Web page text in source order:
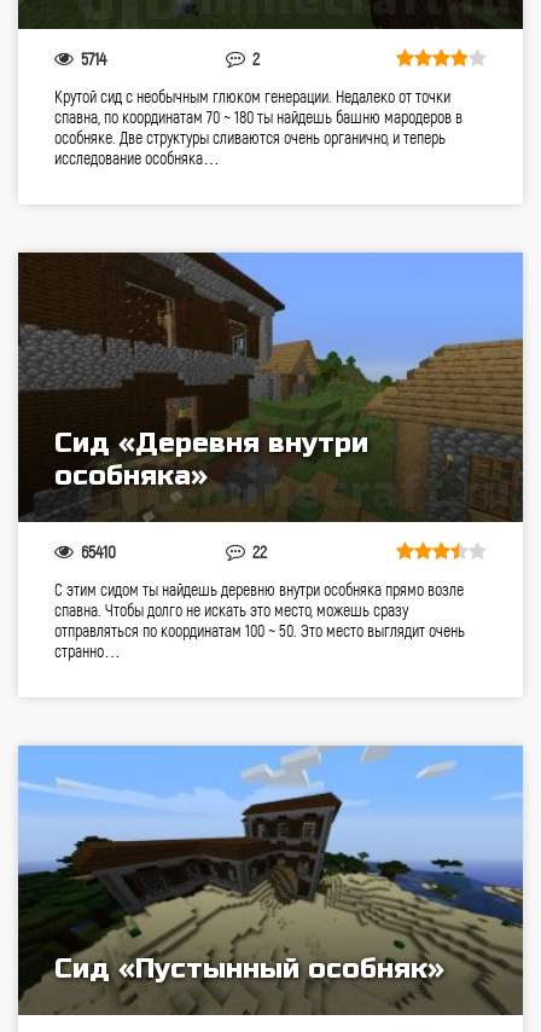
5714 2
Крутой сид с необычным глюком генерации. Недалеко от точки
спавна, по координатам 70 ~ 180 ты найдешь башню мародеров в
особняке. Две структуры сливаются очень органично, и теперь
исследование особняка…
Сид «Деревня внутри
особняка»
65410 22
С этим сидом ты найдешь деревню внутри особняка прямо возле
спавна. Чтобы долго не искать это место, можешь сразу
отправляться по координатам 100 ~ 50. Это место выглядит очень
странно…
Сид «Пустынный особняк»